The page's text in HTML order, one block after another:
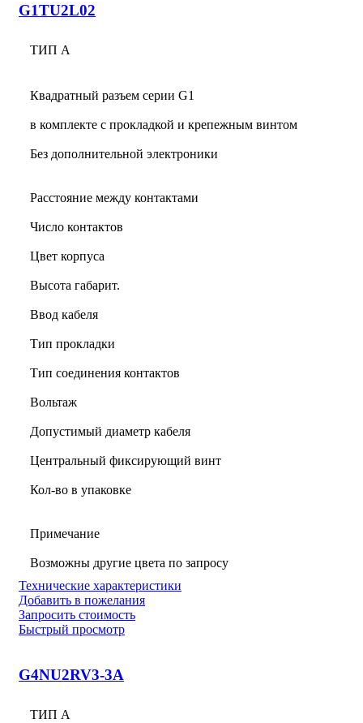
G1TU2L02
ТИП А
Квадратный разъем серии G1
в комплекте с прокладкой и крепежным винтом
Без дополнительной электроники
Расстояние между контактами
Число контактов
Цвет корпуса
Высота габарит.
Ввод кабеля
Тип прокладки
Тип соединения контактов
Вольтаж
Допустимый диаметр кабеля
Центральный фиксирующий винт
Кол-во в упаковке
Примечание
Возможны другие цвета по запросу
Технические характеристики
Добавить в пожелания
Запросить стоимость
Быстрый просмотр
G4NU2RV3-3A
ТИП А